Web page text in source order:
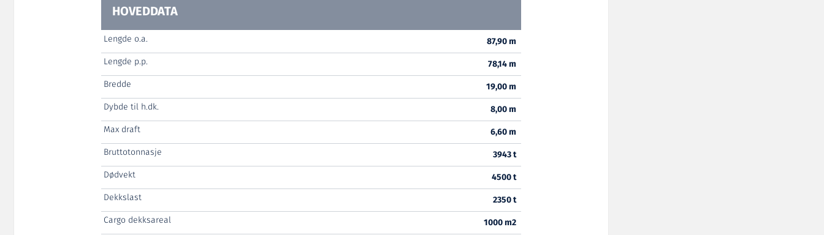
HOVEDDATA
Lengde o.a.
87,90 m
Lengde p.p.
78,14 m
Bredde
19,00 m
Dybde til h.dk.
8,00 m
Max draft
6,60 m
Bruttotonnasje
3943 t
Dødvekt
4500 t
Dekkslast
2350 t
Cargo dekksareal
1000 m2